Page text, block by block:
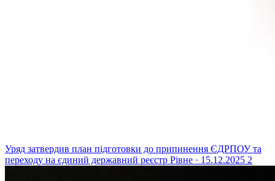
Уряд затвердив план підготовки до припинення ЄДРПОУ та
переходу на єдиний державний реєстр Рівне · 15.12.2025 2